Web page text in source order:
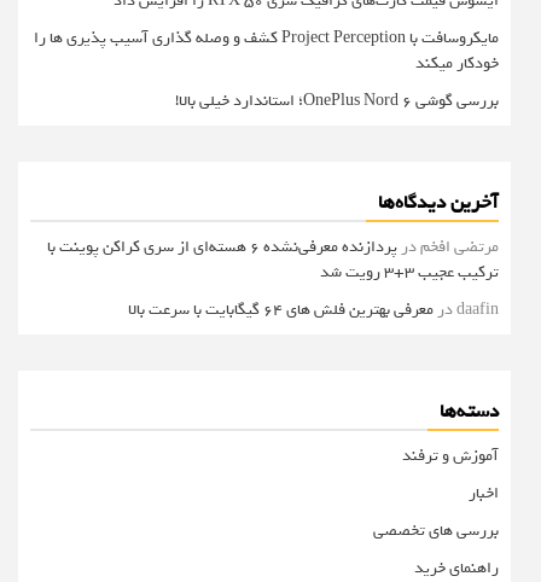
مایکروسافت با Project Perception کشف و وصله گذاری آسیب پذیری ها را
خودکار میکند
بررسی گوشی OnePlus Nord 6؛ استاندارد خیلی بالا!
آخرین دیدگاه‌ها
مرتضی افخمدر
پردازنده معرفی‌نشده 6 هسته‌ای از سری کراکن پوینت با
ترکیب عجیب 3+3 رویت شد
daafinدر معرفی بهترین فلش های 64 گیگابایت با سرعت بالا
دسته‌ها
آموزش و ترفند
اخبار
بررسی های تخصصی
راهنمای خرید